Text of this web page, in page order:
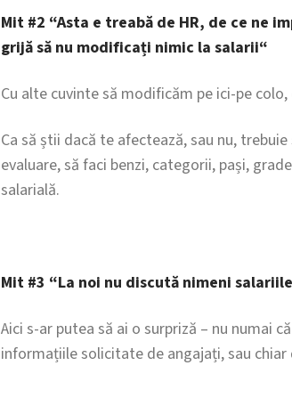
Mit #2 “Asta e treabă de HR, de ce ne
grijă să nu modificați nimic la salarii“
Cu alte cuvinte să modificăm pe ici-pe
Ca să știi dacă te afectează, sau nu,
evaluare, să faci benzi, categorii, pași,
salarială.
Mit #3 “La noi nu discută nimeni
Aici s-ar putea să ai o surpriză – nu numai
informațiile solicitate de angajați, sau